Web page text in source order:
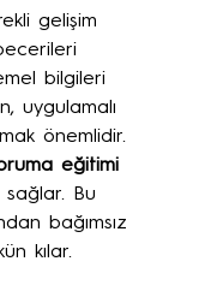
gelişim
bilgileri
uygulamalı
önemlidir.
eğitimi
Bu
bağımsız
kılar.